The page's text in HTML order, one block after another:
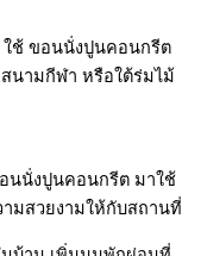
ใช้ ขอนนั่งปูนคอนกรีต
นามกีฬา หรือใต้ร่มไม้
นนั่งปูนคอนกรีต มาใช้
มสวยงามให้กับสถานที่